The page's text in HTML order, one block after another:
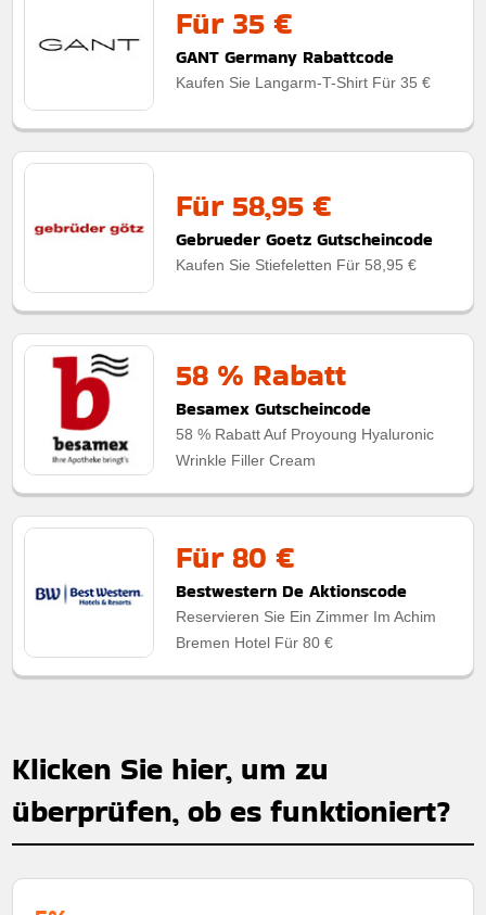
Für 35 €
GANT Germany Rabattcode
Kaufen Sie Langarm-T-Shirt Für 35 €
Für 58,95 €
Gebrueder Goetz Gutscheincode
Kaufen Sie Stiefeletten Für 58,95 €
58 % Rabatt
Besamex Gutscheincode
58 % Rabatt Auf Proyoung Hyaluronic
Wrinkle Filler Cream
Für 80 €
Bestwestern De Aktionscode
Reservieren Sie Ein Zimmer Im Achim
Bremen Hotel Für 80 €
Klicken Sie hier, um zu
überprüfen, ob es funktioniert?